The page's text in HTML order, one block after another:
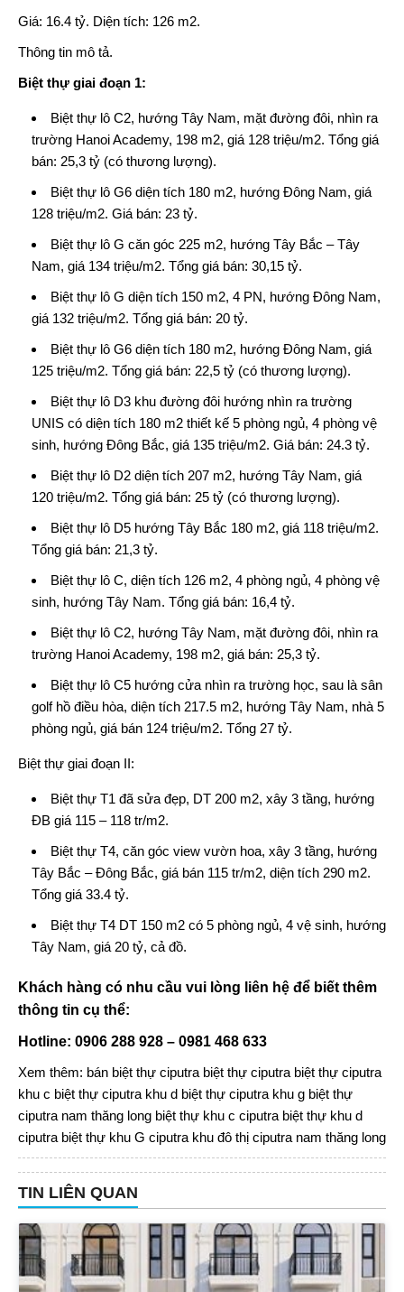
Giá: 16.4 tỷ. Diện tích: 126 m2.
Thông tin mô tả.
Biệt thự giai đoạn 1:
Biệt thự lô C2, hướng Tây Nam, mặt đường đôi, nhìn ra
trường Hanoi Academy, 198 m2, giá 128 triệu/m2. Tổng giá
bán: 25,3 tỷ (có thương lượng).
Biệt thự lô G6 diện tích 180 m2, hướng Đông Nam, giá
128 triệu/m2. Giá bán: 23 tỷ.
Biệt thự lô G căn góc 225 m2, hướng Tây Bắc – Tây
Nam, giá 134 triệu/m2. Tổng giá bán: 30,15 tỷ.
Biệt thự lô G diện tích 150 m2, 4 PN, hướng Đông Nam,
giá 132 triệu/m2. Tổng giá bán: 20 tỷ.
Biệt thự lô G6 diện tích 180 m2, hướng Đông Nam, giá
125 triệu/m2. Tổng giá bán: 22,5 tỷ (có thương lượng).
Biệt thự lô D3 khu đường đôi hướng nhìn ra trường
UNIS có diện tích 180 m2 thiết kế 5 phòng ngủ, 4 phòng vệ
sinh, hướng Đông Bắc, giá 135 triệu/m2. Giá bán: 24.3 tỷ.
Biệt thự lô D2 diện tích 207 m2, hướng Tây Nam, giá
120 triệu/m2. Tổng giá bán: 25 tỷ (có thương lượng).
Biệt thự lô D5 hướng Tây Bắc 180 m2, giá 118 triệu/m2.
Tổng giá bán: 21,3 tỷ.
Biệt thự lô C, diện tích 126 m2, 4 phòng ngủ, 4 phòng vệ
sinh, hướng Tây Nam. Tổng giá bán: 16,4 tỷ.
Biệt thự lô C2, hướng Tây Nam, mặt đường đôi, nhìn ra
trường Hanoi Academy, 198 m2, giá bán: 25,3 tỷ.
Biệt thự lô C5 hướng cửa nhìn ra trường học, sau là sân
golf hồ điều hòa, diện tích 217.5 m2, hướng Tây Nam, nhà 5
phòng ngủ, giá bán 124 triệu/m2. Tổng 27 tỷ.
Biệt thự giai đoạn II:
Biệt thự T1 đã sửa đẹp, DT 200 m2, xây 3 tầng, hướng
ĐB giá 115 – 118 tr/m2.
Biệt thự T4, căn góc view vườn hoa, xây 3 tầng, hướng
Tây Bắc – Đông Bắc, giá bán 115 tr/m2, diện tích 290 m2.
Tổng giá 33.4 tỷ.
Biệt thự T4 DT 150 m2 có 5 phòng ngủ, 4 vệ sinh, hướng
Tây Nam, giá 20 tỷ, cả đồ.
Khách hàng có nhu cầu vui lòng liên hệ để biết thêm
thông tin cụ thể:
Hotline: 0906 288 928 – 0981 468 633
Xem thêm: bán biệt thự ciputra biệt thự ciputra biệt thự ciputra
khu c biệt thự ciputra khu d biệt thự ciputra khu g biệt thự
ciputra nam thăng long biệt thự khu c ciputra biệt thự khu d
ciputra biệt thự khu G ciputra khu đô thị ciputra nam thăng long
TIN LIÊN QUAN